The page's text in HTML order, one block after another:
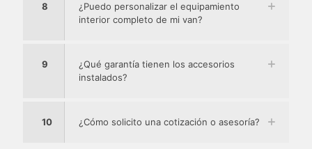
8
¿Puedo personalizar el equipamiento
interior completo de mi van?
9
¿Qué garantía tienen los accesorios
instalados?
10 ¿Cómo solicito una cotización o asesoría?